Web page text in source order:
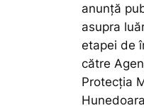
anunţă
asupra
etapei de
către
Protecţia